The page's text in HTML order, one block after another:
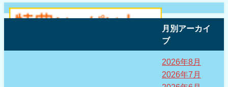
月別アーカイ
ブ
2026年8月
2026年7月